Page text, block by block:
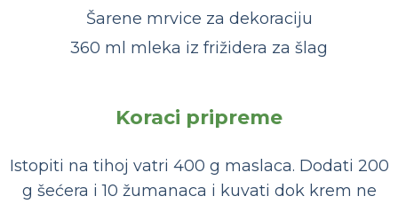
Šarene mrvice za dekoraciju
360 ml mleka iz frižidera za šlag
Koraci pripreme
Istopiti na tihoj vatri 400 g maslaca. Dodati 200
g šećera i 10 žumanaca i kuvati dok krem ne